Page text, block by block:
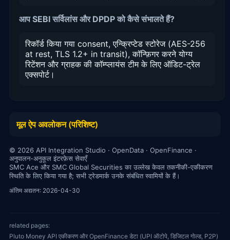
आप SEBI सर्विलांस और DPDP को कैसे संभालते हैं?
रिकॉर्ड किया गया consent, एन्क्रिप्टेड स्टोरेज (AES-256
at rest, TLS 1.2+ in transit), कॉन्फ़िगर करने योग्य
रिटेंशन और ग्राहक की कॉम्प्लायंस टीम के लिए ऑडिट-ट्रेल
एक्सपोर्ट।
मूल ऐप अवलोकन (परिशिष्ट)
© 2026 API Integration Studio · OpenData · OpenFinance ·
अनुपालन-अनुकूल इंटरफ़ेस सेवाएँ
SMC Ace और SMC Global Securities का उल्लेख केवल तकनीकी-एकीकरण
स्थिति के लिए किया गया है; सभी ट्रेडमार्क उनके संबंधित स्वामियों के हैं।
अंतिम अद्यतन: 2026-04-30
related pages:
Pluto Money API एकीकरण और OpenFinance डेटा (UPI ऑटोपे, डिजिटल गोल्ड, P2P)